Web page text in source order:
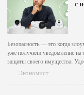
с
Безопасность — это когда
уже получили уведомление
защиты своего имущества.
воротам, а вы уже знаете,
Экономист